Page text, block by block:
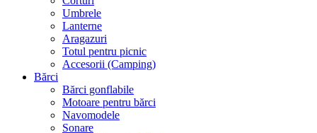
Umbrele
Lanterne
Aragazuri
Totul pentru picnic
Accesorii (Camping)
Bărci
Bărci gonflabile
Motoare pentru bărci
Navomodele
Sonare